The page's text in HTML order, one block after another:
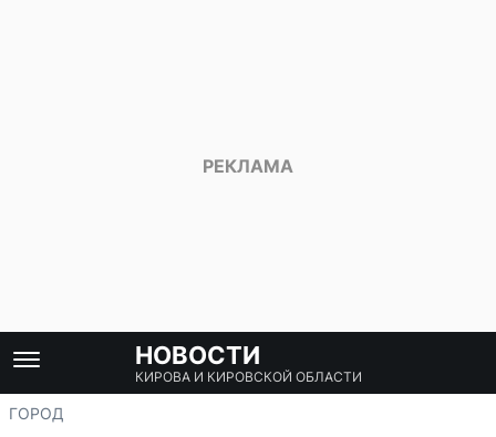
НОВОСТИ
КИРОВА И КИРОВСКОЙ ОБЛАСТИ
ГОРОД